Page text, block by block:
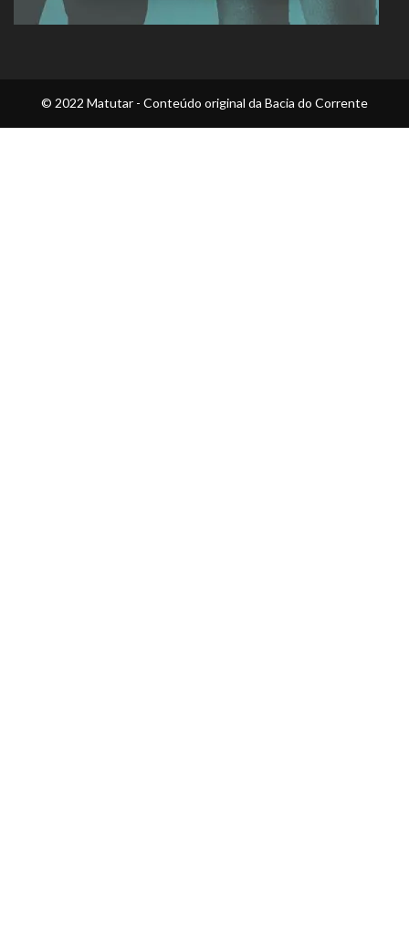
© 2022 Matutar - Conteúdo original da Bacia do Corrente